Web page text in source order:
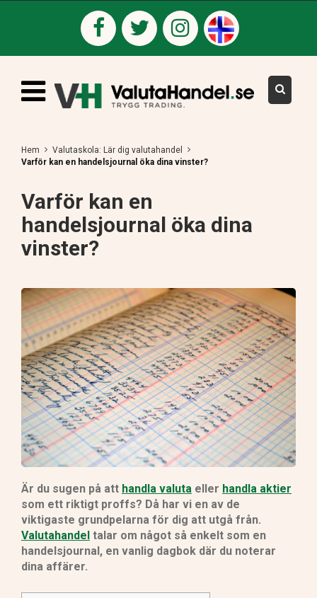
Hem
Valutaskola: Lär dig valutahandel
Varför kan en handelsjournal öka dina vinster?
Varför kan en
handelsjournal öka dina
vinster?
Är du sugen på att handla valuta eller handla aktier
som ett riktigt proffs? Då har vi en av de
viktigaste grundpelarna för dig att utgå från.
Valutahandel talar om något så enkelt som en
handelsjournal, en vanlig dagbok där du noterar
dina affärer.